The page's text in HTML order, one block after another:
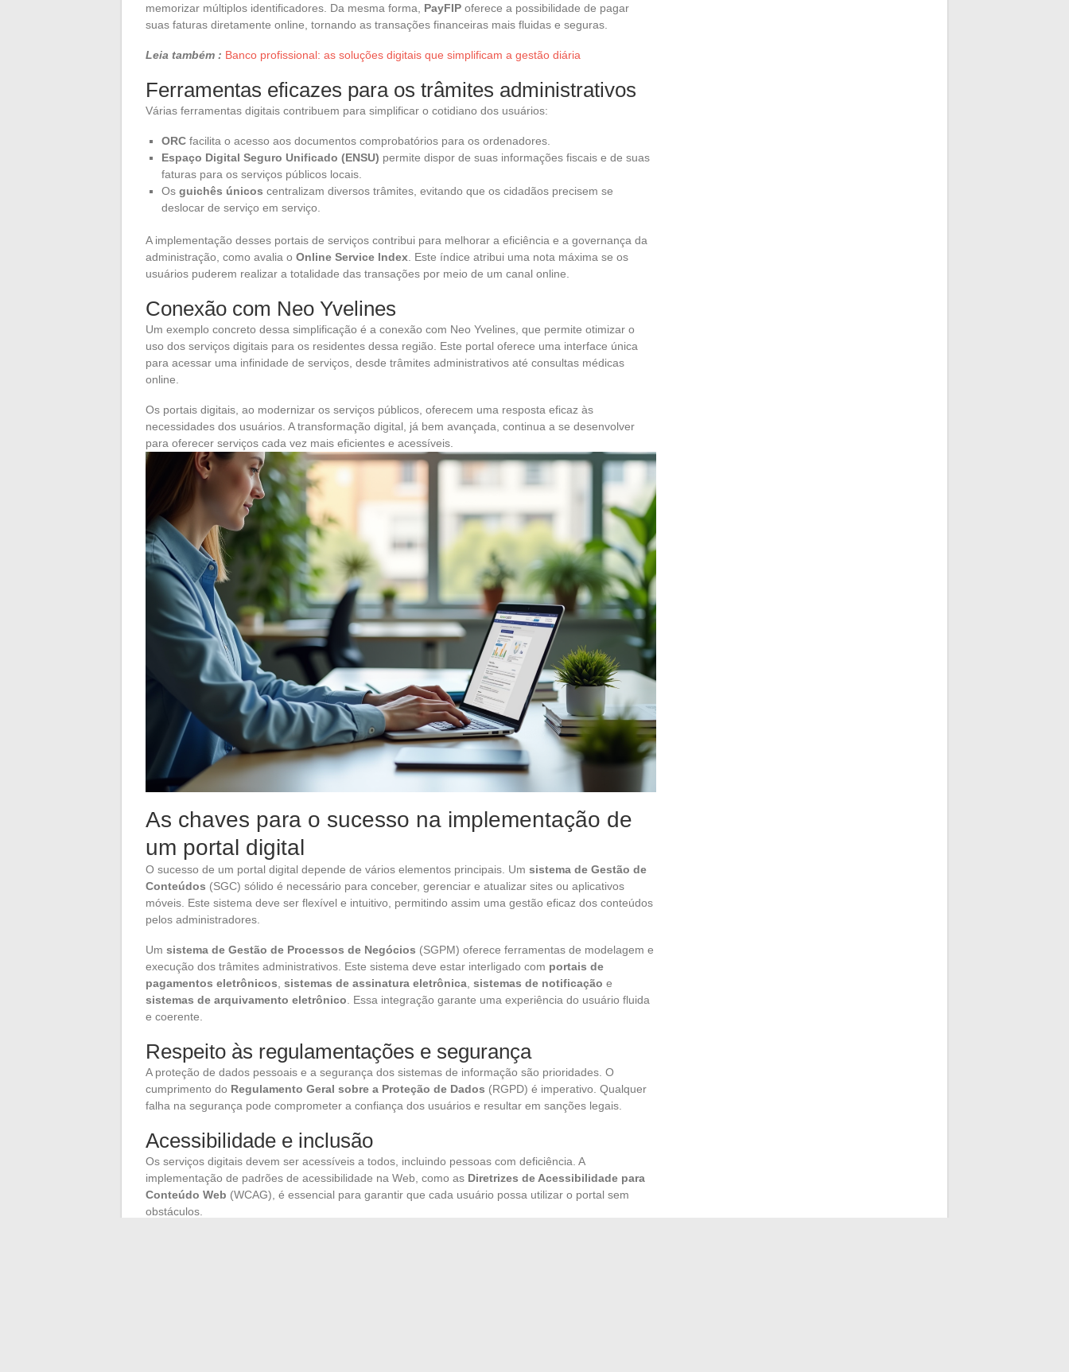
memorizar múltiplos identificadores. Da mesma forma, PayFIP oferece a possibilidade de pagar
suas faturas diretamente online, tornando as transações financeiras mais fluidas e seguras.
Leia também : Banco profissional: as soluções digitais que simplificam a gestão diária
Ferramentas eficazes para os trâmites administrativos
Várias ferramentas digitais contribuem para simplificar o cotidiano dos usuários:
ORC facilita o acesso aos documentos comprobatórios para os ordenadores.
Espaço Digital Seguro Unificado (ENSU) permite dispor de suas informações fiscais e de suas
faturas para os serviços públicos locais.
Os guichês únicos centralizam diversos trâmites, evitando que os cidadãos precisem se
deslocar de serviço em serviço.
A implementação desses portais de serviços contribui para melhorar a eficiência e a governança da
administração, como avalia o Online Service Index . Este índice atribui uma nota máxima se os
usuários puderem realizar a totalidade das transações por meio de um canal online.
Conexão com Neo Yvelines
Um exemplo concreto dessa simplificação é a conexão com Neo Yvelines, que permite otimizar o
uso dos serviços digitais para os residentes dessa região. Este portal oferece uma interface única
para acessar uma infinidade de serviços, desde trâmites administrativos até consultas médicas
online.
Os portais digitais, ao modernizar os serviços públicos, oferecem uma resposta eficaz às
necessidades dos usuários. A transformação digital, já bem avançada, continua a se desenvolver
para oferecer serviços cada vez mais eficientes e acessíveis.
As chaves para o sucesso na implementação de
um portal digital
O sucesso de um portal digital depende de vários elementos principais. Um sistema de Gestão de
Conteúdos (SGC) sólido é necessário para conceber, gerenciar e atualizar sites ou aplicativos
móveis. Este sistema deve ser flexível e intuitivo, permitindo assim uma gestão eficaz dos conteúdos
pelos administradores.
Um sistema de Gestão de Processos de Negócios (SGPM) oferece ferramentas de modelagem e
execução dos trâmites administrativos. Este sistema deve estar interligado com portais de
pagamentos eletrônicos sistemas de assinatura eletrônica sistemas de notificação e
sistemas de arquivamento eletrônico . Essa integração garante uma experiência do usuário fluida
e coerente.
Respeito às regulamentações e segurança
A proteção de dados pessoais e a segurança dos sistemas de informação são prioridades. O
cumprimento do Regulamento Geral sobre a Proteção de Dados (RGPD) é imperativo. Qualquer
falha na segurança pode comprometer a confiança dos usuários e resultar em sanções legais.
Acessibilidade e inclusão
Os serviços digitais devem ser acessíveis a todos, incluindo pessoas com deficiência. A
implementação de padrões de acessibilidade na Web, como as Diretrizes de Acessibilidade para
Conteúdo Web (WCAG), é essencial para garantir que cada usuário possa utilizar o portal sem
obstáculos.